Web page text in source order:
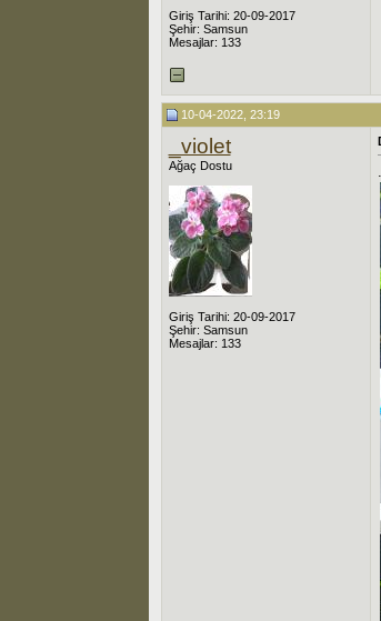
Giriş Tarihi: 20-09-2017
Şehir: Samsun
Mesajlar: 133
10-04-2022, 23:19
_violet
Ağaç Dostu
Giriş Tarihi: 20-09-2017
Şehir: Samsun
Mesajlar: 133